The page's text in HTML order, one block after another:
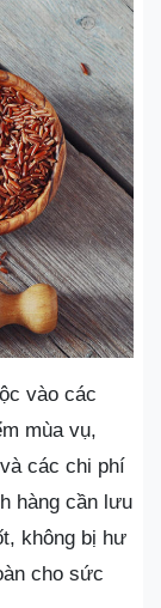
vào các
mùa vụ,
các chi phí
hàng cần lưu
không bị hư
cho sức